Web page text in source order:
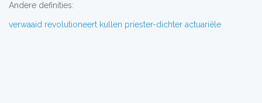
Andere definities:
verwaaid revolutioneert kullen priester-dichter actuariële